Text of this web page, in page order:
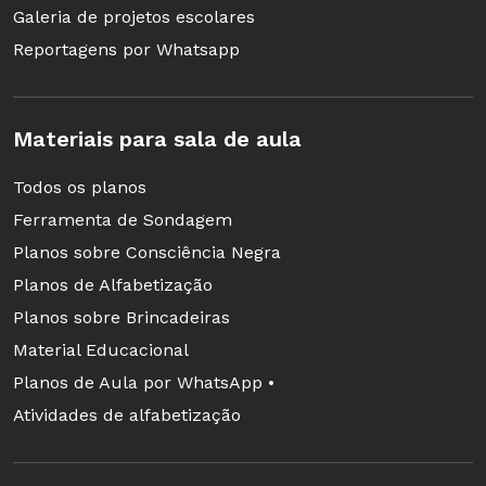
que conta a aventura da menina Alice. Desafie
os alunos a descobrir que história é e peça que
escrevam uma continuação.
2 Como a trama se desenrola?
estudantes em grupos. Distribua um capítulo
para cada um e oriente a leitura. Por fim, peça
que coloquem o material em ordem, discutindo
com toda a classe.
atividades relacionadas ao vocabulário e ao
Galeria de projetos escolares
Reportagens por Whatsapp
Materiais para sala de aula
Todos os planos
Ferramenta de Sondagem
Planos sobre Consciência Negra
Planos de Alfabetização
Planos sobre Brincadeiras
Material Educacional
Planos de Aula por WhatsApp •
Atividades de alfabetização